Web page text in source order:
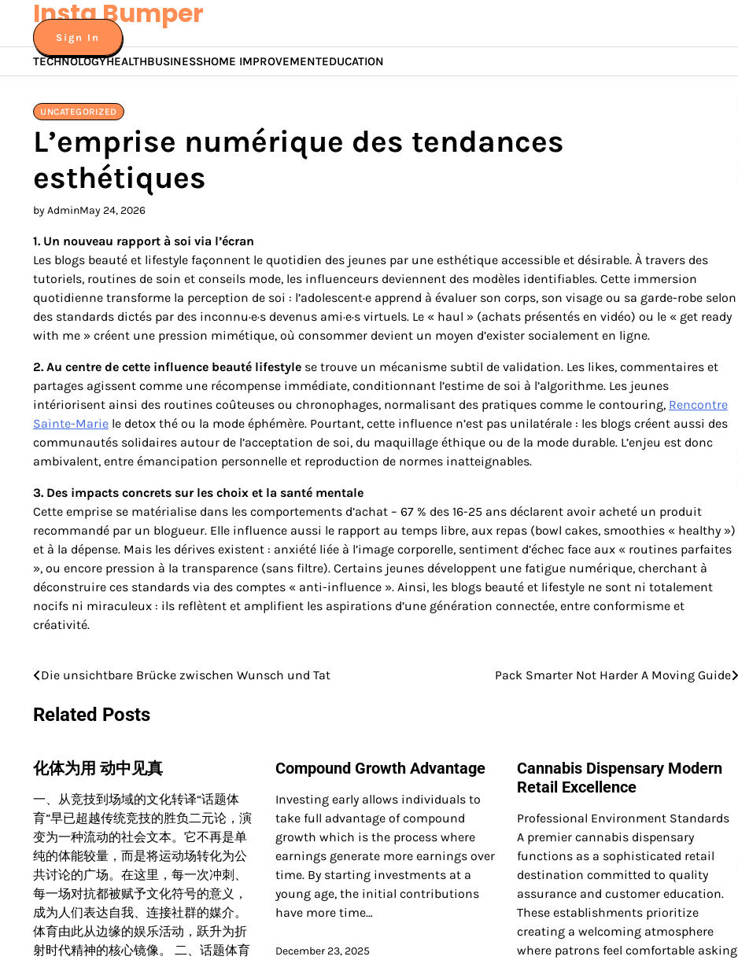
content
Insta Bumper
Sign In
TECHNOLOGYHEALTHBUSINESSHOME IMPROVEMENTEDUCATION
UNCATEGORIZED
L’emprise numérique des tendances
esthétiques
by AdminMay 24, 2026
1. Un nouveau rapport à soi via l’écran
Les blogs beauté et lifestyle façonnent le quotidien des jeunes par une esthétique accessible et désirable. À travers des
tutoriels, routines de soin et conseils mode, les influenceurs deviennent des modèles identifiables. Cette immersion
quotidienne transforme la perception de soi : l’adolescent·e apprend à évaluer son corps, son visage ou sa garde-robe selon
des standards dictés par des inconnu·e·s devenus ami·e·s virtuels. Le « haul » (achats présentés en vidéo) ou le « get ready
with me » créent une pression mimétique, où consommer devient un moyen d’exister socialement en ligne.
2. Au centre de cette influence beauté lifestyle se trouve un mécanisme subtil de validation. Les likes, commentaires et
partages agissent comme une récompense immédiate, conditionnant l’estime de soi à l’algorithme. Les jeunes
intériorisent ainsi des routines coûteuses ou chronophages, normalisant des pratiques comme le contouring, Rencontre
Sainte-Marie le detox thé ou la mode éphémère. Pourtant, cette influence n’est pas unilatérale : les blogs créent aussi des
communautés solidaires autour de l’acceptation de soi, du maquillage éthique ou de la mode durable. L’enjeu est donc
ambivalent, entre émancipation personnelle et reproduction de normes inatteignables.
3. Des impacts concrets sur les choix et la santé mentale
Cette emprise se matérialise dans les comportements d’achat – 67 % des 16-25 ans déclarent avoir acheté un produit
recommandé par un blogueur. Elle influence aussi le rapport au temps libre, aux repas (bowl cakes, smoothies « healthy »)
et à la dépense. Mais les dérives existent : anxiété liée à l’image corporelle, sentiment d’échec face aux « routines parfaites
», ou encore pression à la transparence (sans filtre). Certains jeunes développent une fatigue numérique, cherchant à
déconstruire ces standards via des comptes « anti-influence ». Ainsi, les blogs beauté et lifestyle ne sont ni totalement
nocifs ni miraculeux : ils reflètent et amplifient les aspirations d’une génération connectée, entre conformisme et
créativité.
Post
navigation
Die unsichtbare Brücke zwischen Wunsch und Tat Pack Smarter Not Harder A Moving Guide
Related Posts
化体为用 动中见真
一、从竞技到场域的文化转译“话题体
育”早已超越传统竞技的胜负二元论，演
变为一种流动的社会文本。它不再是单
纯的体能较量，而是将运动场转化为公
共讨论的广场。在这里，每一次冲刺、
每一场对抗都被赋予文化符号的意义，
成为人们表达自我、连接社群的媒介。
体育由此从边缘的娱乐活动，跃升为折
射时代精神的核心镜像。 二、话题体育
Compound Growth Advantage
Investing early allows individuals to
take full advantage of compound
growth which is the process where
earnings generate more earnings over
time. By starting investments at a
young age, the initial contributions
have more time…
December 23, 2025
Cannabis Dispensary Modern
Retail Excellence
Professional Environment Standards
A premier cannabis dispensary
functions as a sophisticated retail
destination committed to quality
assurance and customer education.
These establishments prioritize
creating a welcoming atmosphere
where patrons feel comfortable asking